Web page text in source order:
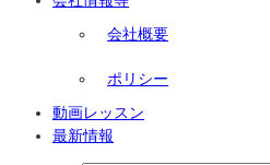
会社概要
ポリシー
動画レッスン
最新情報